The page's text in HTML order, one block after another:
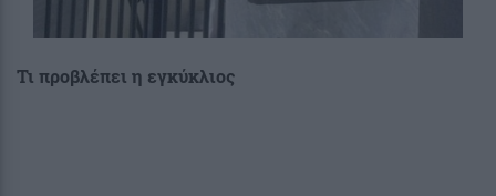
Τι προβλέπει η εγκύκλιος